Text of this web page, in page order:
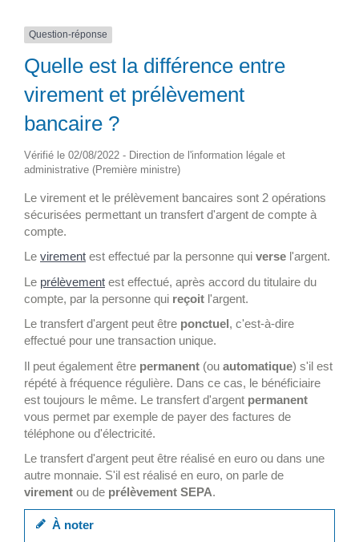
Question-réponse
Quelle est la différence entre
virement et prélèvement
bancaire ?
Vérifié le 02/08/2022 - Direction de l'information légale et
administrative (Première ministre)
Le virement et le prélèvement bancaires sont 2 opérations
sécurisées permettant un transfert d'argent de compte à
compte.
Le virement est effectué par la personne qui verse l'argent.
Le prélèvement est effectué, après accord du titulaire du
compte, par la personne qui reçoit l'argent.
Le transfert d'argent peut être ponctuel, c'est-à-dire
effectué pour une transaction unique.
Il peut également être permanent (ou automatique) s'il est
répété à fréquence régulière. Dans ce cas, le bénéficiaire
est toujours le même. Le transfert d'argent permanent
vous permet par exemple de payer des factures de
téléphone ou d'électricité.
Le transfert d'argent peut être réalisé en euro ou dans une
autre monnaie. S'il est réalisé en euro, on parle de
virement ou de prélèvement SEPA.
À noter